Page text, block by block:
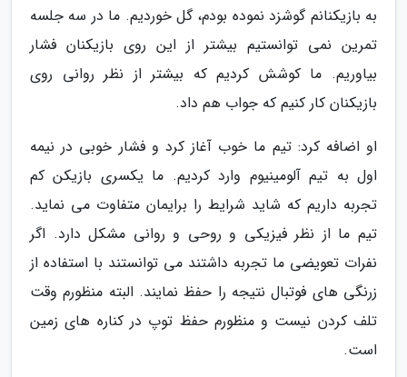
به بازیکنانم گوشزد نموده بودم، گل خوردیم. ما در سه جلسه
تمرین نمی توانستیم بیشتر از این روی بازیکنان فشار
بیاوریم. ما کوشش کردیم که بیشتر از نظر روانی روی
بازیکنان کار کنیم که جواب هم داد.
او اضافه کرد: تیم ما خوب آغاز کرد و فشار خوبی در نیمه
اول به تیم آلومینیوم وارد کردیم. ما یکسری بازیکن کم
تجربه داریم که شاید شرایط را برایمان متفاوت می نماید.
تیم ما از نظر فیزیکی و روحی و روانی مشکل دارد. اگر
نفرات تعویضی ما تجربه داشتند می توانستند با استفاده از
زرنگی های فوتبال نتیجه را حفظ نمایند. البته منظورم وقت
تلف کردن نیست و منظورم حفظ توپ در کناره های زمین
است.